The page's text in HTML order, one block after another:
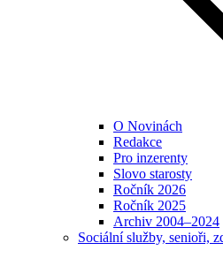
O Novinách
Redakce
Pro inzerenty
Slovo starosty
Ročník 2026
Ročník 2025
Archiv 2004–2024
Sociální služby, senioři,